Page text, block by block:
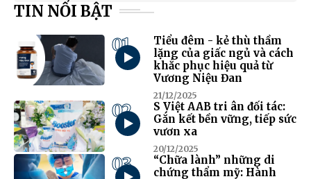
TIN NỔI BẬT
01
Tiểu đêm - kẻ thù thầm
lặng của giấc ngủ và cách
khắc phục hiệu quả từ
Vương Niệu Đan
21/12/2025
02
S Việt AAB tri ân đối tác:
Gắn kết bền vững, tiếp sức
vươn xa
20/12/2025
03
“Chữa lành” những di
chứng thẩm mỹ: Hành